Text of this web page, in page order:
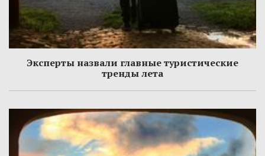
Эксперты назвали главные туристические
тренды лета